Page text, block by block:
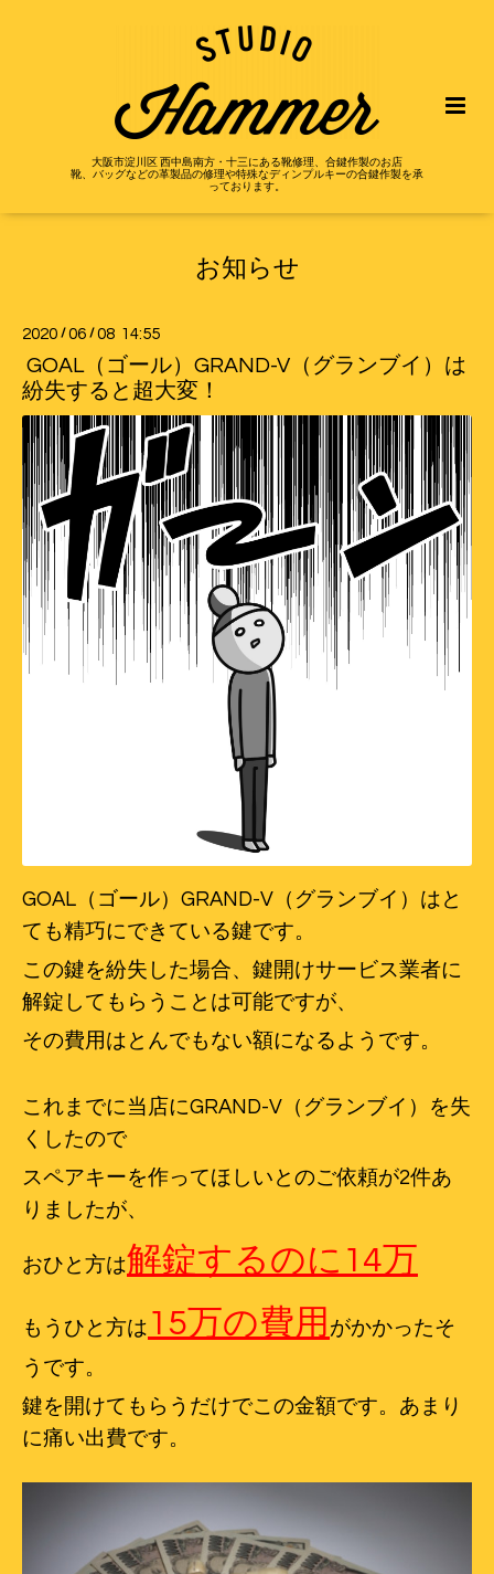
大阪市淀川区 西中島南方・十三にある靴修理、合鍵作製のお店
靴、バッグなどの革製品の修理や特殊なディンプルキーの合鍵作製を承
っております。
お知らせ
2020 /06 /08 14:55
GOAL（ゴール）GRAND-V（グランブイ）は
紛失すると超大変！
GOAL（ゴール）GRAND-V（グランブイ）はと
ても精巧にできている鍵です。
この鍵を紛失した場合、鍵開けサービス業者に
解錠してもらうことは可能ですが、
その費用はとんでもない額になるようです。
これまでに当店にGRAND-V（グランブイ）を失
くしたので
スペアキーを作ってほしいとのご依頼が2件あ
りましたが、
おひと方は解錠するのに14万
もうひと方は 15万の費用 がかかったそ
うです。
鍵を開けてもらうだけでこの金額です。あまり
に痛い出費です。